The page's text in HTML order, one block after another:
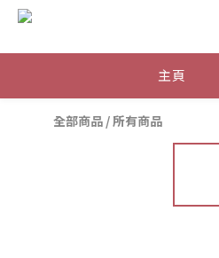
主頁
全部商品 /所有商品